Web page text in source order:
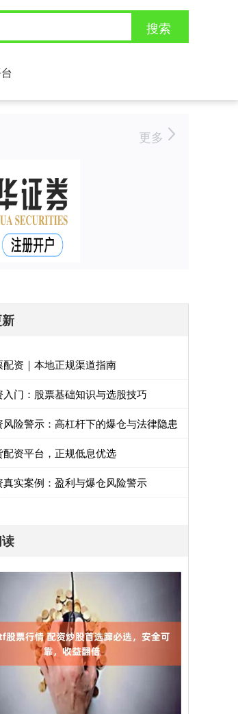
搜索
更多
配资｜本地正规渠道指南
入门：股票基础知识与选股技巧
险警示：高杠杆下的爆仓与法律隐患
配资平台，正规低息优选
真实案例：盈利与爆仓风险警示